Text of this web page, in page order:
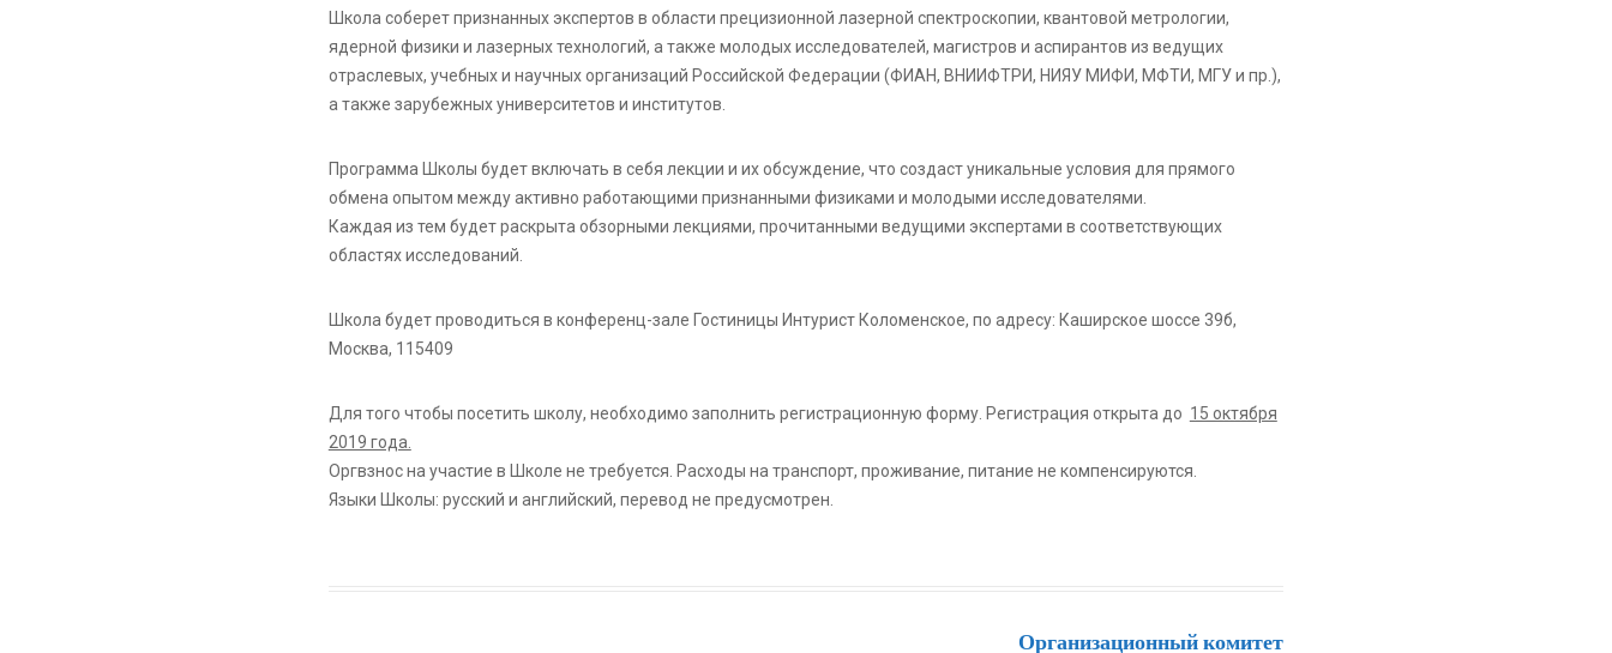
Школа соберет признанных экспертов в области прецизионной лазерной спектроскопии, квантовой метрологии,
ядерной физики и лазерных технологий, а также молодых исследователей, магистров и аспирантов из ведущих
отраслевых, учебных и научных организаций Российской Федерации (ФИАН, ВНИИФТРИ, НИЯУ МИФИ, МФТИ, МГУ и пр.),
а также зарубежных университетов и институтов.
Программа Школы будет включать в себя лекции и их обсуждение, что создаст уникальные условия для прямого
обмена опытом между активно работающими признанными физиками и молодыми исследователями.
Каждая из тем будет раскрыта обзорными лекциями, прочитанными ведущими экспертами в соответствующих
областях исследований.
Школа будет проводиться в конференц-зале Гостиницы Интурист Коломенское, по адресу: Каширское шоссе 39б,
Москва, 115409
Для того чтобы посетить школу, необходимо заполнить регистрационную форму. Регистрация открыта до 15 октября
2019 года.
Оргвзнос на участие в Школе не требуется. Расходы на транспорт, проживание, питание не компенсируются.
Языки Школы: русский и английский, перевод не предусмотрен.
Организационный комитет